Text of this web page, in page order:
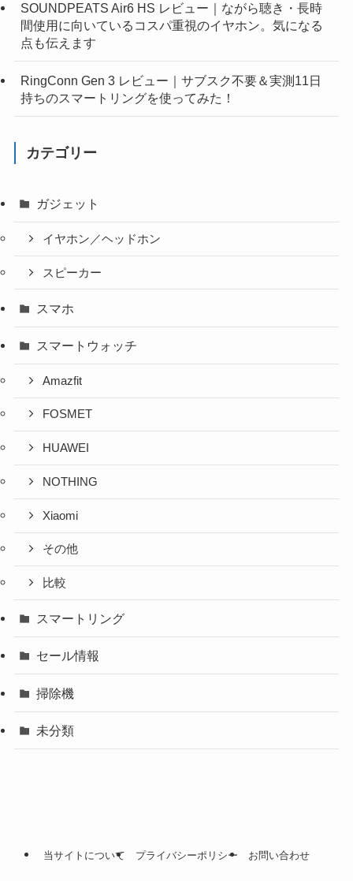
SOUNDPEATS Air6 HS レビュー｜ながら聴き・長時
間使用に向いているコスパ重視のイヤホン。気になる
点も伝えます
RingConn Gen 3 レビュー｜サブスク不要＆実測11日
持ちのスマートリングを使ってみた！
カテゴリー
ガジェット
イヤホン／ヘッドホン
スピーカー
スマホ
スマートウォッチ
Amazfit
FOSMET
HUAWEI
NOTHING
Xiaomi
その他
比較
スマートリング
セール情報
掃除機
未分類
当サイトについて プライバシーポリシー お問い合わせ